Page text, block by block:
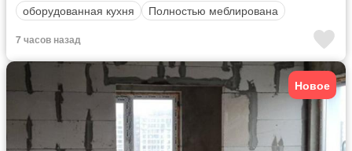
оборудованная кухня
Полностью меблирована
7 часов назад
Новое